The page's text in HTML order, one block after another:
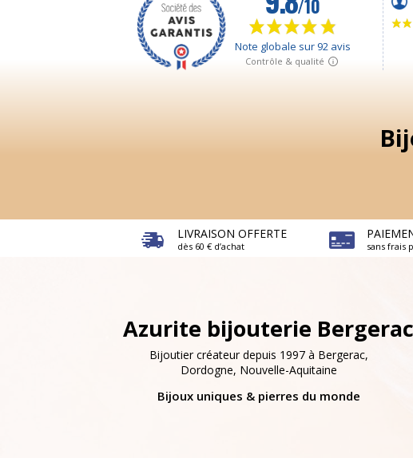
LIVRAISON OFFERTE
dès 60 € d’achat sans frais
Azurite bijouterie Bergerac
Bijoutier créateur depuis 1997 à Bergerac,
Dordogne, Nouvelle-Aquitaine
Bijoux uniques & pierres du monde